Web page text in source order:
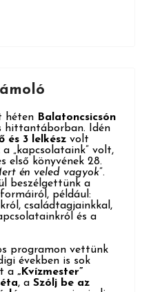
héten Balatoncsicsón
hittantáborban. Idén
és 3 lelkész volt
„kapcsolataink” volt,
első könyvének 28.
én veled vagyok”.
beszélgettünk a
például:
családtagjainkkal,
és a
programon vettünk
években is sok
a „Kvízmester”
, a Szólj be az